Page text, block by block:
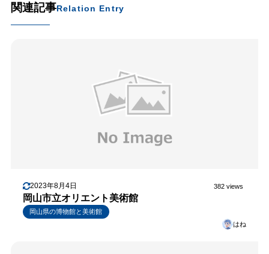
関連記事Relation Entry
2023年8月4日 382 views
岡山市立オリエント美術館
岡山県の博物館と美術館
はね